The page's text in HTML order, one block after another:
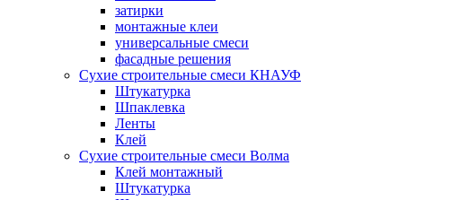
затирки
монтажные клеи
универсальные смеси
фасадные решения
Сухие строительные смеси КНАУФ
Штукатурка
Шпаклевка
Ленты
Клей
Сухие строительные смеси Волма
Клей монтажный
Штукатурка